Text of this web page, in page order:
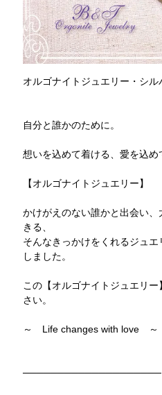
オルゴナイトジュエリー・シル
自分と誰かのために。
想いを込めて着ける、愛を込め
【オルゴナイトジュエリー】
かけがえのない誰かと出会い
きる、
そんなきっかけをくれるジュ
しました。
この【オルゴナイトジュエリ
さい。
～ Life changes with love ～
────────────────────